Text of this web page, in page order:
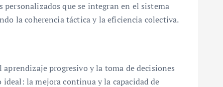
que se integran en el sistema
la coherencia táctica y la eficiencia colectiva.
progresivo y la toma de decisiones
la mejora continua y la capacidad de